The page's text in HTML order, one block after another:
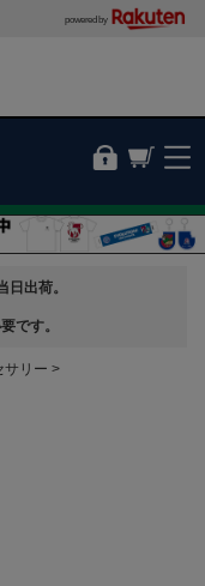
powered by
出荷。
です。
サリー